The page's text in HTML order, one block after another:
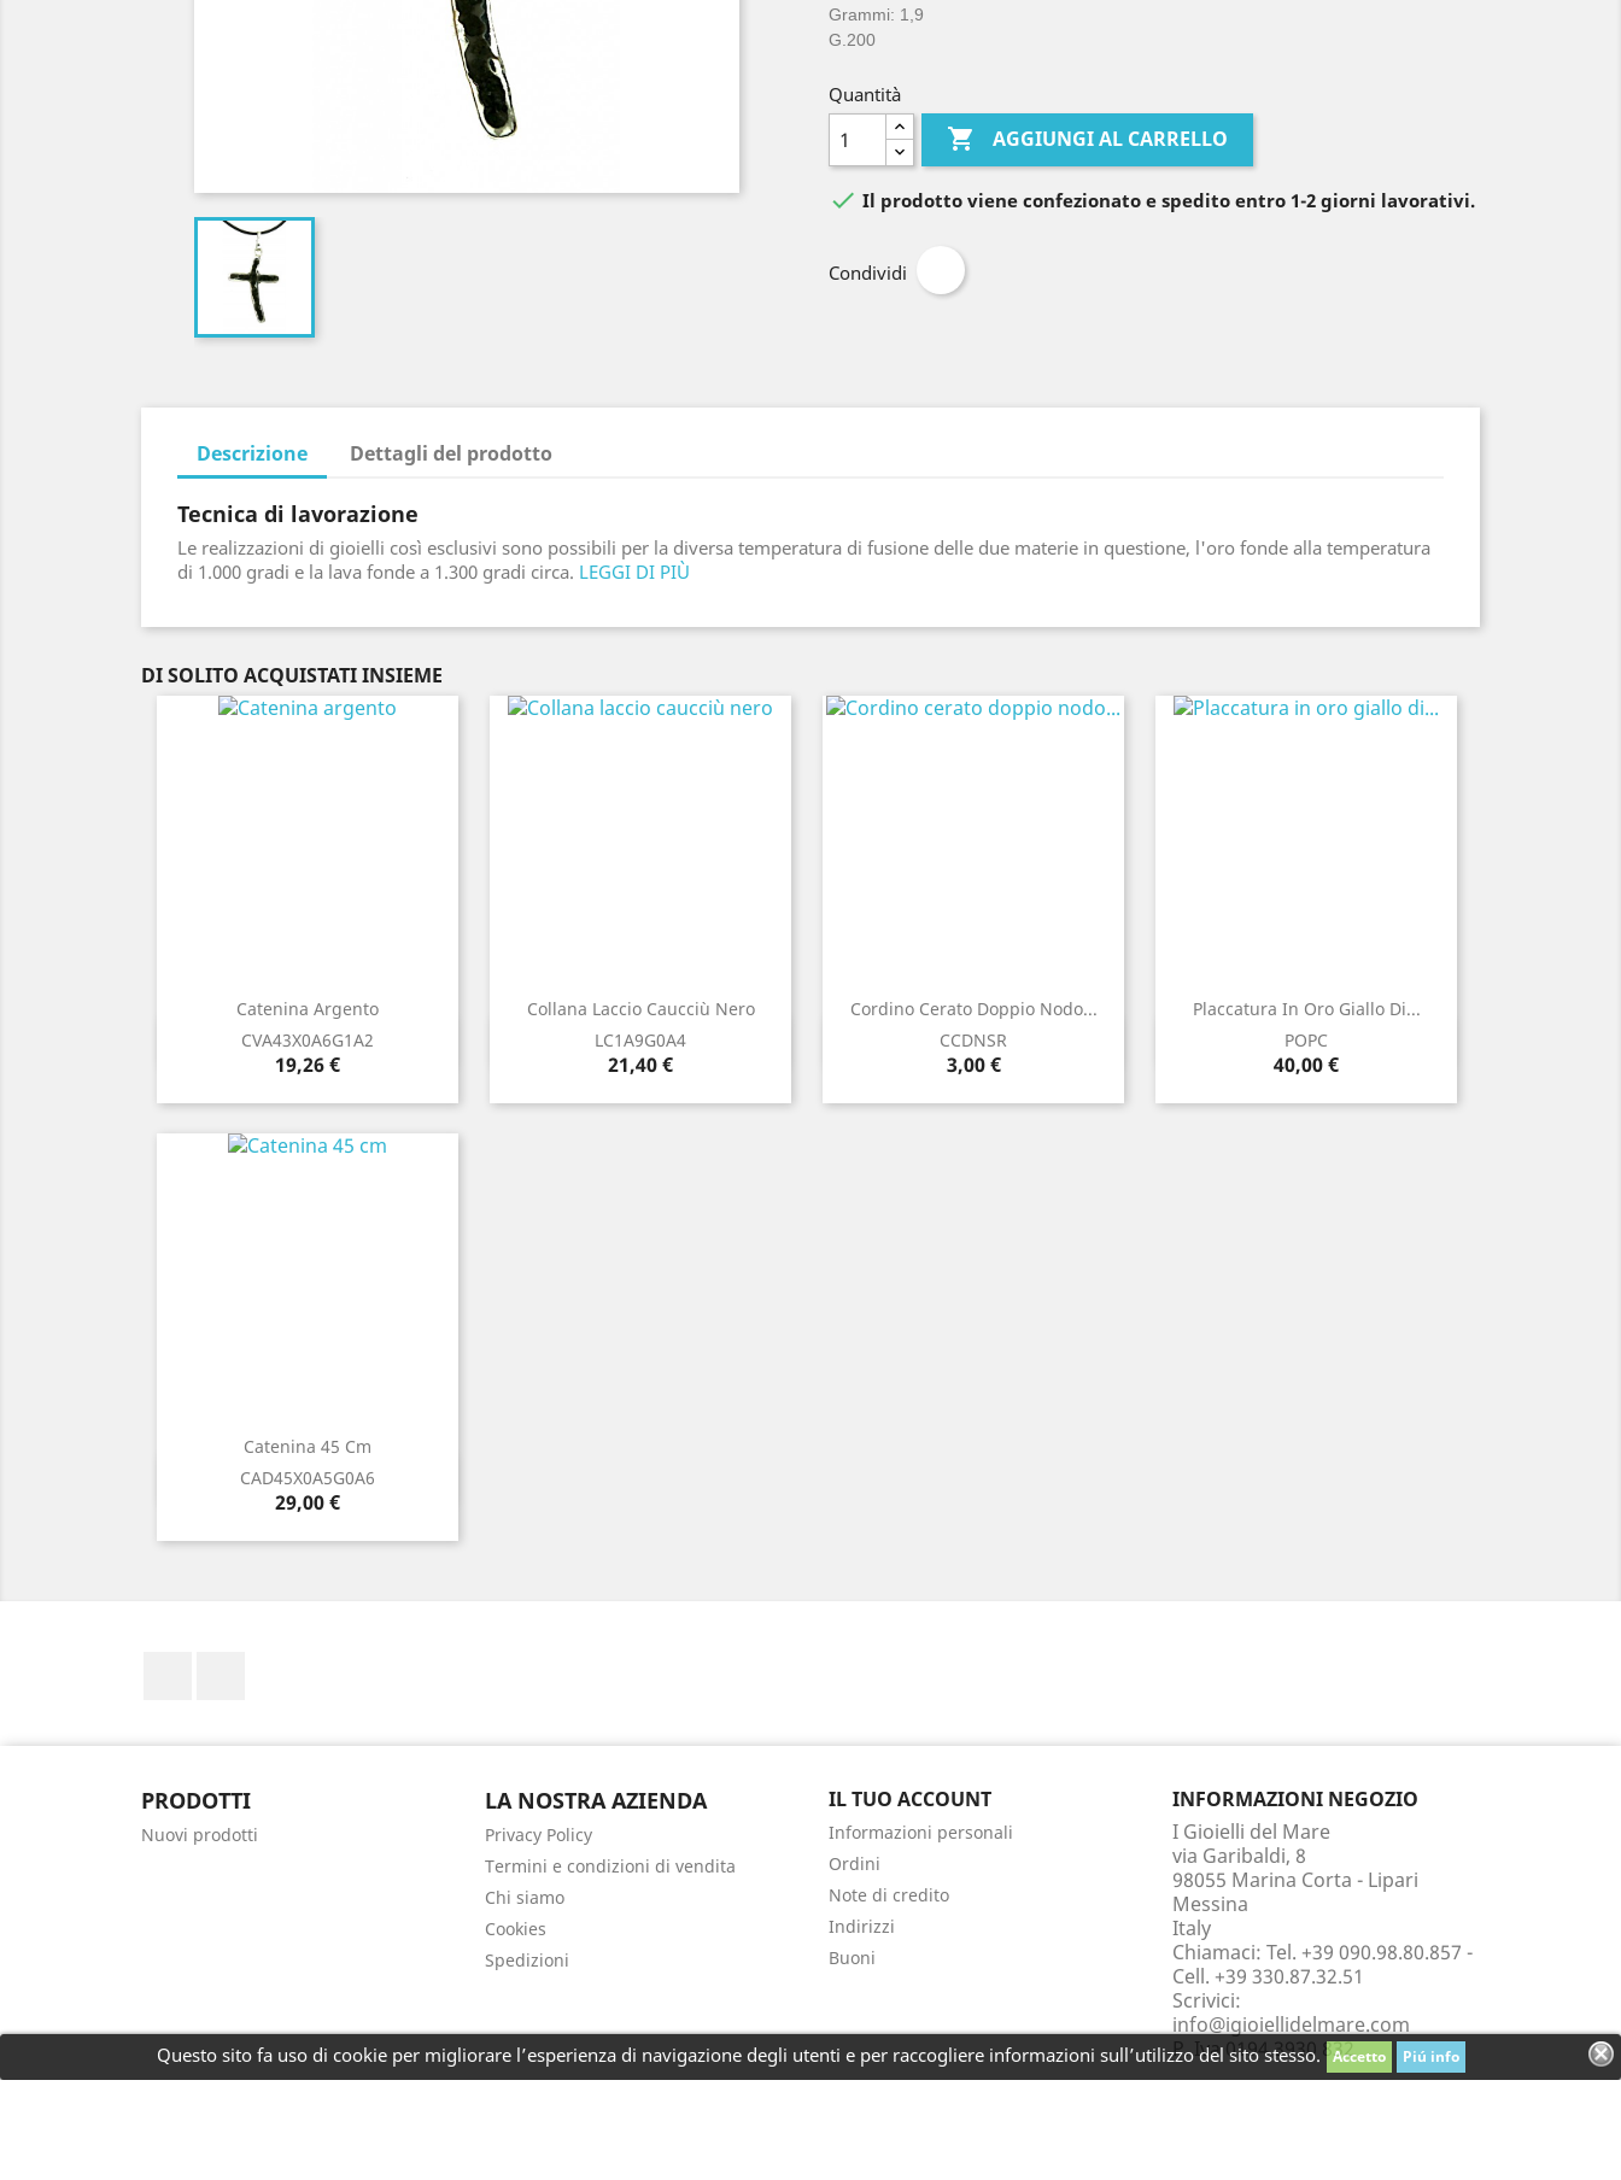
Questo sito fa uso di cookie per migliorare l’esperienza di navigazione degli utenti e per raccogliere informazioni sull’utilizzo del sito stesso. Accetto Piú info
Grammi: 1,9
G.200
Quantità
 AGGIUNGI AL CARRELLO
 Il prodotto viene confezionato e spedito entro 1-2 giorni lavorativi.
Condividi
Descrizione Dettagli del prodotto
Tecnica di lavorazione
Le realizzazioni di gioielli così esclusivi sono possibili per la diversa temperatura di fusione delle due materie in questione, l'oro fonde alla temperatura
di 1.000 gradi e la lava fonde a 1.300 gradi circa. LEGGI DI PIÙ
DI SOLITO ACQUISTATI INSIEME
Catenina Argento
CVA43X0A6G1A2
Prezzo
19,26 €
Anteprima
Collana Laccio Caucciù Nero
LC1A9G0A4
Prezzo
21,40 €
 Anteprima
Cordino Cerato Doppio Nodo...
CCDNSR
Prezzo
3,00 €
Anteprima
Placcatura In Oro Giallo Di...
POPC
Prezzo
40,00 €
Anteprima
Catenina 45 Cm
CAD45X0A5G0A6
Prezzo
29,00 €
Anteprima
PRODOTTI
Nuovi prodotti
LA NOSTRA AZIENDA
Privacy Policy
Termini e condizioni di vendita
Chi siamo
Cookies
Spedizioni
IL TUO ACCOUNT
Informazioni personali
Ordini
Note di credito
Indirizzi
Buoni
INFORMAZIONI NEGOZIO
I Gioielli del Mare
via Garibaldi, 8
98055 Marina Corta - Lipari
Messina
Italy
Chiamaci: Tel. +39 090.98.80.857 -
Cell. +39 330.87.32.51
Scrivici:
info@igioiellidelmare.com
P. Iva 0194 3930 832